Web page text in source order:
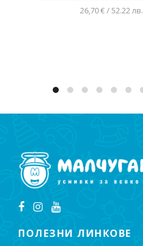
26,70 € / 52.22 лв.
ПОЛЕЗНИ ЛИНКОВЕ